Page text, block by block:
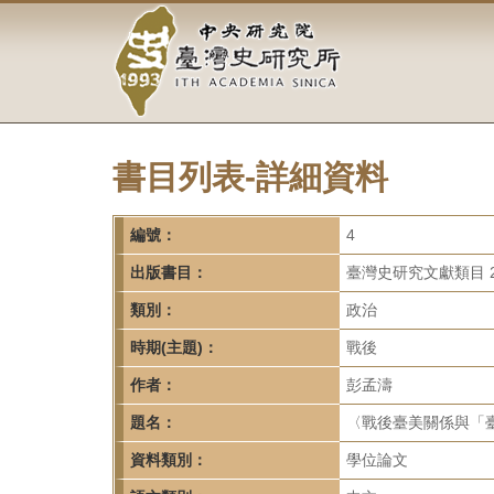
容
中
央
研
究
院-
臺
灣
史
研
究
所-
書目列表-詳細資料
編號： 4
出版書目： 臺灣史研究文獻類目
類別： 政治
時期(主題)： 戰後
作者： 彭孟濤
題名： 〈戰後臺美關係與
資料類別： 學位論文